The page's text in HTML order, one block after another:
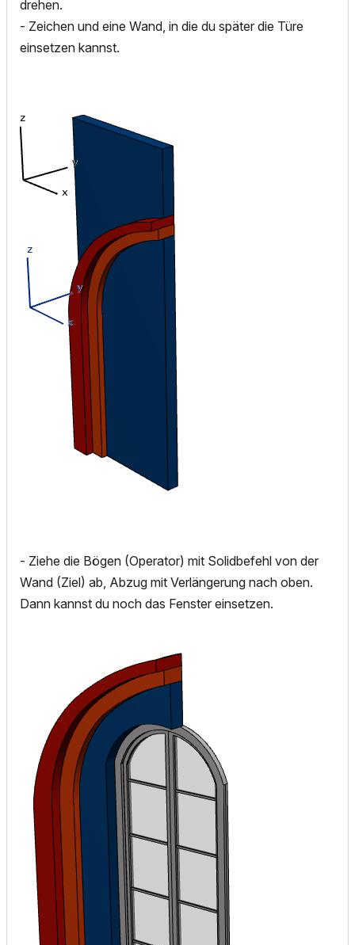
drehen.
- Zeichen und eine Wand, in die du später die Türe
einsetzen kannst.
- Ziehe die Bögen (Operator) mit Solidbefehl von der
Wand (Ziel) ab, Abzug mit Verlängerung nach oben.
Dann kannst du noch das Fenster einsetzen.